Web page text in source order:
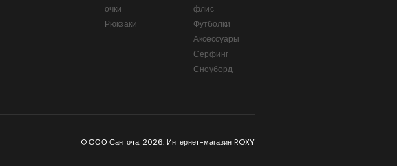
очки
Рюкзаки
флис
Футболки
Аксессуары
Серфинг
Сноуборд
© ООО Санточа. 2026. Интернет-магазин ROXY